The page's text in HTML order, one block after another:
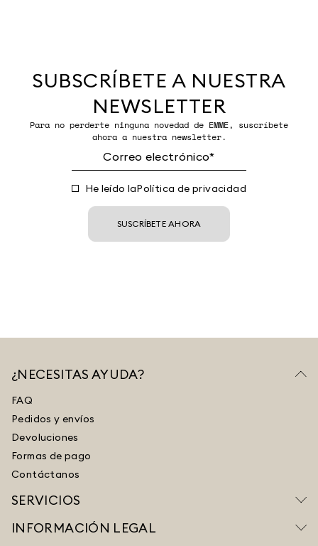
SUBSCRÍBETE A NUESTRA
NEWSLETTER
Para no perderte ninguna novedad de EMME, suscríbete
ahora a nuestra newsletter.
He leído laPolítica de privacidad
SUSCRÍBETE AHORA
¿NECESITAS AYUDA?
FAQ
Pedidos y envíos
Devoluciones
Formas de pago
Contáctanos
SERVICIOS
INFORMACIÓN LEGAL